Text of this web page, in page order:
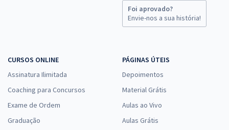
Foi aprovado?
Envie-nos a sua história!
CURSOS ONLINE
Assinatura Ilimitada
Coaching para Concursos
Exame de Ordem
Graduação
PÁGINAS ÚTEIS
Depoimentos
Material Grátis
Aulas ao Vivo
Aulas Grátis